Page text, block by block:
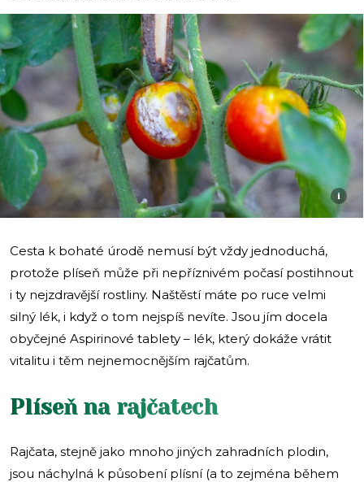
i
Cesta k bohaté úrodě nemusí být vždy jednoduchá,
protože plíseň může při nepříznivém počasí postihnout
i ty nejzdravější rostliny. Naštěstí máte po ruce velmi
silný lék, i když o tom nejspíš nevíte. Jsou jím docela
obyčejné Aspirinové tablety – lék, který dokáže vrátit
vitalitu i těm nejnemocnějším rajčatům.
Plíseň na rajčatech
Rajčata, stejně jako mnoho jiných zahradních plodin,
jsou náchylná k působení plísní (a to zejména během